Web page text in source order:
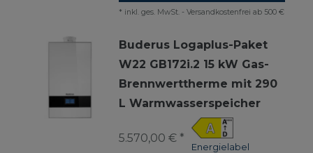
* inkl. ges. MwSt. - Versandkostenfrei ab 500 €
Buderus Logaplus-Paket
W22 GB172i.2 15 kW Gas-
Brennwerttherme mit 290
L Warmwasserspeicher
Energielabel
5.570,00 € *